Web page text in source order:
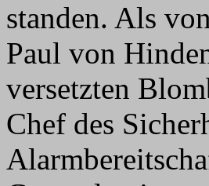
standen. Als
Paul von
versetzten
Chef des